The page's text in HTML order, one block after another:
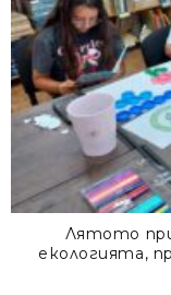
Лятото при
екологията,